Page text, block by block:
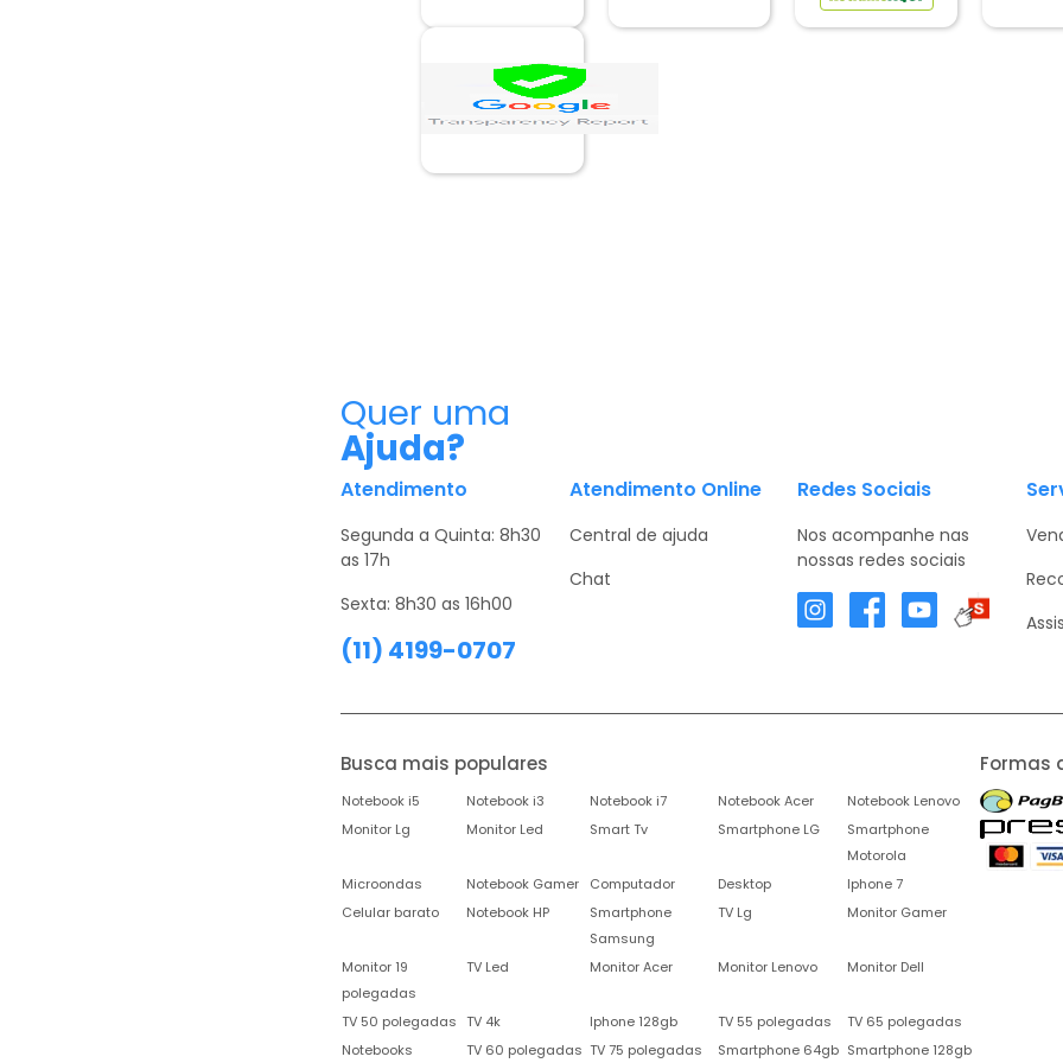
Quer uma
Ajuda?
Atendimento
Segunda a Quinta: 8h30
as 17h
Sexta: 8h30 as 16h00
(11) 4199-0707
Atendimento Online
Central de ajuda
Chat
Redes Sociais
Nos acompanhe nas
nossas redes sociais
Busca mais populares
Notebook i5 Notebook i3 Notebook i7 Notebook Acer
Notebook Lenovo
Monitor Lg
Monitor Led Smart Tv Smartphone LG
Smartphone
Motorola
Microondas
Notebook Gamer Computador Desktop
Iphone 7
Celular barato
Notebook HP
Smartphone
Samsung
TV Lg Monitor Gamer
Monitor 19
polegadas
TV Led Monitor Acer Monitor Lenovo Monitor Dell
TV 50 polegadas TV 4k Iphone 128gb TV 55 polegadas
TV 65 polegadas
Notebooks
TV 60 polegadas TV 75 polegadas Smartphone 64gb Smartphone 128gb
Formas